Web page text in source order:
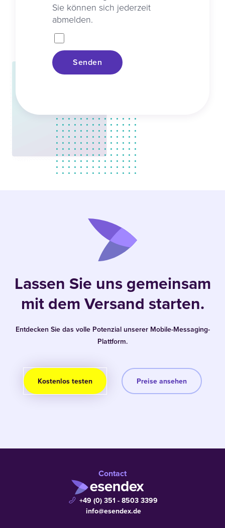
Sie können sich jederzeit
abmelden.
Senden
Lassen Sie uns gemeinsam
mit dem Versand starten.
Entdecken Sie das volle Potenzial unserer Mobile-Messaging-
Plattform.
Kostenlos testen Preise ansehen
Contact
+49 (0) 351 - 8503 3399
info@esendex.de